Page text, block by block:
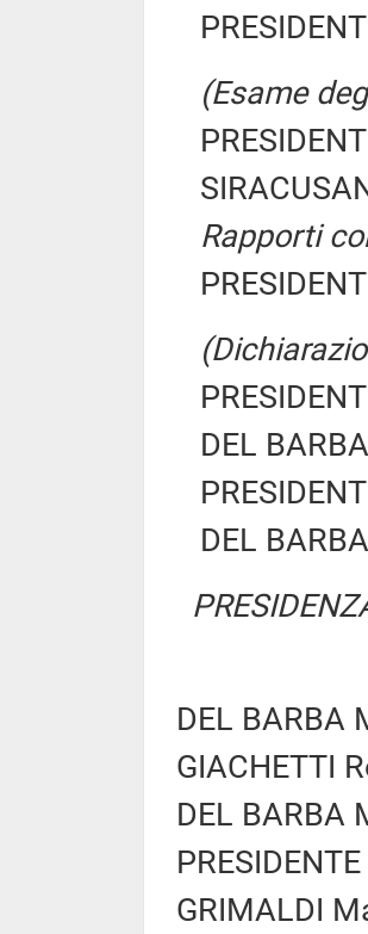
(Esame
Rapporti
DEL
DEL
DEL BARBA
GIACHETTI
DEL BARBA
GRIMALDI